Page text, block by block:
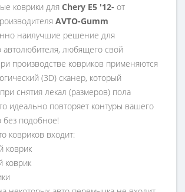
коврики для Chery E5 '12- от
AVTO-Gumm
наилучшие решение для
автолюбителя, любящего свой
производстве ковриков применяются
(3D) сканер, который
снятия лекал (размеров) пола
идеально повторяет контуры вашего
без подобное!
ковриков входит:
коврик
коврик